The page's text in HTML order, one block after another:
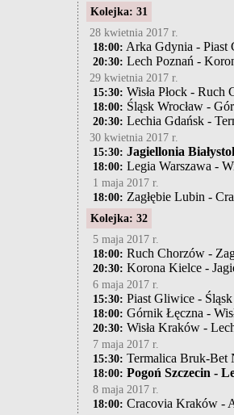
Kolejka: 31
28 kwietnia 2017 r.
18:00: Arka Gdynia - Piast
20:30: Lech Poznań -
29 kwietnia 2017 r.
15:30: Wisła Płock - Ruch
18:00: Śląsk Wrocław -
20:30: Lechia Gdańsk -
30 kwietnia 2017 r.
15:30: Jagiellonia
18:00: Legia Warszawa -
1 maja 2017 r.
18:00: Zagłębie Lubin -
Kolejka: 32
5 maja 2017 r.
18:00: Ruch Chorzów -
20:30: Korona Kielce -
6 maja 2017 r.
15:30: Piast Gliwice - Śląsk
18:00: Górnik Łęczna -
20:30: Wisła Kraków -
7 maja 2017 r.
15:30: Termalica Bruk-Bet
18:00: Pogoń Szczecin -
8 maja 2017 r.
18:00: Cracovia Kraków -